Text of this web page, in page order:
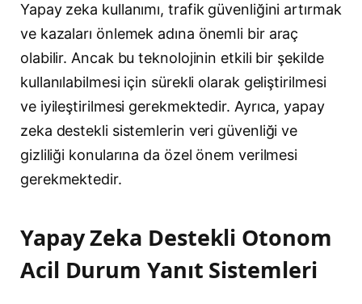
Yapay zeka kullanımı, trafik güvenliğini artırmak
ve kazaları önlemek adına önemli bir araç
olabilir. Ancak bu teknolojinin etkili bir şekilde
kullanılabilmesi için sürekli olarak geliştirilmesi
ve iyileştirilmesi gerekmektedir. Ayrıca, yapay
zeka destekli sistemlerin veri güvenliği ve
gizliliği konularına da özel önem verilmesi
gerekmektedir.
Yapay Zeka Destekli Otonom
Acil Durum Yanıt Sistemleri